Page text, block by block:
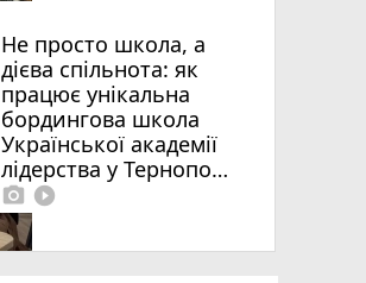
Не просто школа, а
дієва спільнота: як
працює унікальна
бордингова школа
Української академії
лідерства у Тернополі
photo_camera play_circle_filled